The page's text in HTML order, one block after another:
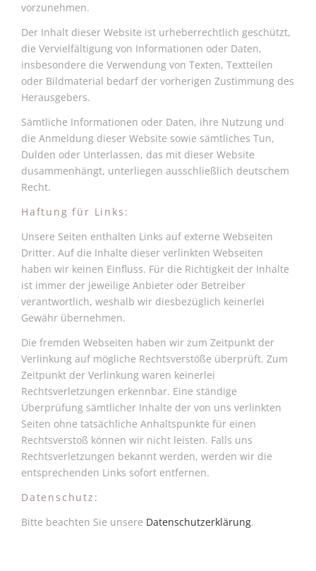
vorzunehmen.
Der Inhalt dieser Website ist urheberrechtlich geschützt,
die Vervielfältigung von Informationen oder Daten,
insbesondere die Verwendung von Texten, Textteilen
oder Bildmaterial bedarf der vorherigen Zustimmung des
Herausgebers.
Sämtliche Informationen oder Daten, ihre Nutzung und
die Anmeldung dieser Website sowie sämtliches Tun,
Dulden oder Unterlassen, das mit dieser Website
dusammenhängt, unterliegen ausschließlich deutschem
Recht.
Haftung für Links:
Unsere Seiten enthalten Links auf externe Webseiten
Dritter. Auf die Inhalte dieser verlinkten Webseiten
haben wir keinen Einfluss. Für die Richtigkeit der Inhalte
ist immer der jeweilige Anbieter oder Betreiber
verantwortlich, weshalb wir diesbezüglich keinerlei
Gewähr übernehmen.
Die fremden Webseiten haben wir zum Zeitpunkt der
Verlinkung auf mögliche Rechtsverstöße überprüft. Zum
Zeitpunkt der Verlinkung waren keinerlei
Rechtsverletzungen erkennbar. Eine ständige
Überprüfung sämtlicher Inhalte der von uns verlinkten
Seiten ohne tatsächliche Anhaltspunkte für einen
Rechtsverstoß können wir nicht leisten. Falls uns
Rechtsverletzungen bekannt werden, werden wir die
entsprechenden Links sofort entfernen.
Datenschutz:
Bitte beachten Sie unsere Datenschutzerklärung.